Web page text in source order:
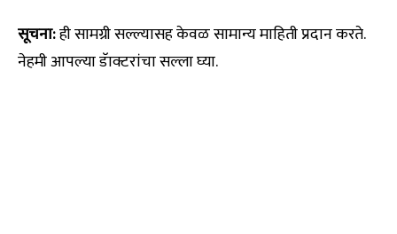
सूचना:ही सामग्री सल्ल्यासह केवळ सामान्य माहिती प्रदान करते.
नेहमी आपल्या डॅाक्टरांचा सल्ला घ्या.